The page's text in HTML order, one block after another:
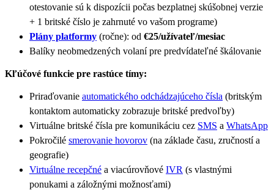
otestovanie sú k dispozícii počas bezplatnej skúšobnej verzie
+ 1 britské číslo je zahrnuté vo vašom programe)
Plány platformy (ročne): od €25/užívateľ/mesiac
Balíky neobmedzených volaní pre predvídateľné škálovanie
Kľúčové funkcie pre rastúce tímy:
Priraďovanie automatického odchádzajúceho čísla (britským
kontaktom automaticky zobrazuje britské predvoľby)
Virtuálne britské čísla pre komunikáciu cez SMS a WhatsApp
Pokročilé smerovanie hovorov (na základe času, zručností a
geografie)
Virtuálne recepčné a viacúrovňové IVR (s vlastnými
ponukami a záložnými možnosťami)